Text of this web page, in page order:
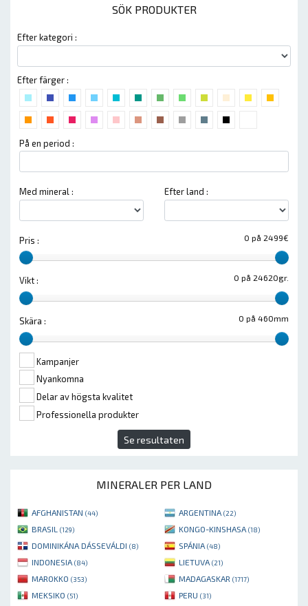
SÖK PRODUKTER
Efter kategori :
Efter färger :
På en period :
Med mineral : Efter land :
0 på 2499€
Pris :
0 på 24620gr.
Vikt :
0 på 460mm
Skära :
Kampanjer
Nyankomna
Delar av högsta kvalitet
Professionella produkter
Se resultaten
MINERALER PER LAND
AFGHANISTAN (44) ARGENTINA (22)
BRASIL (129) KONGO-KINSHASA (18)
DOMINIKÁNA DÁSSEVÁLDI (8) SPÁNIA (48)
INDONESIA (84) LIETUVA (21)
MAROKKO (353) MADAGASKAR (1717)
MEKSIKO (51) PERU (31)